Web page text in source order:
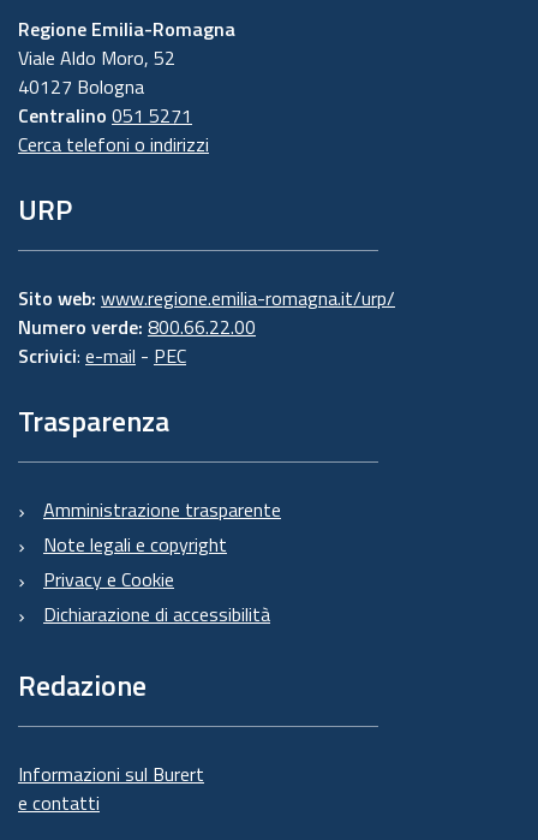
Regione Emilia-Romagna
Viale Aldo Moro, 52
40127 Bologna
Centralino 051 5271
Cerca telefoni o indirizzi
URP
Sito web: www.regione.emilia-romagna.it/urp/
Numero verde: 800.66.22.00
Scrivici: e-mail - PEC
Trasparenza
Amministrazione trasparente
Note legali e copyright
Privacy e Cookie
Dichiarazione di accessibilità
Redazione
Informazioni sul Burert
e contatti